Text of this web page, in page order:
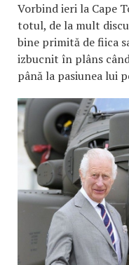
Vorbind ieri la Cape
totul, de la mult
bine primită de fiica
izbucnit în plâns
până la pasiunea lui